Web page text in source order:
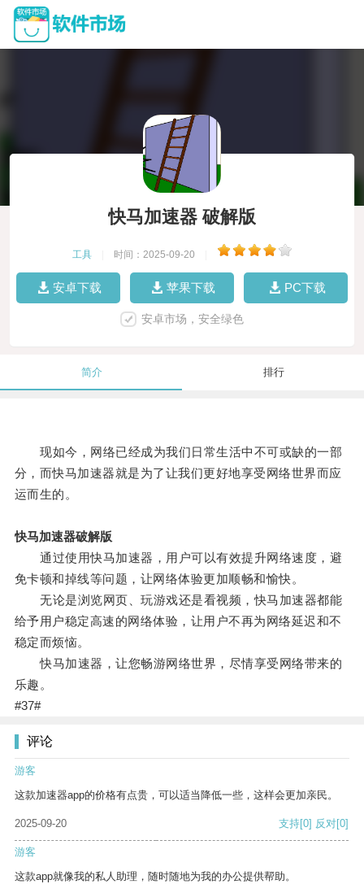
快马加速器 破解版
工具 时间：2025-09-20
安卓下载 苹果下载 PC下载
安卓市场，安全绿色
简介 排行
现如今，网络已经成为我们日常生活中不可或缺的一部
分，而快马加速器就是为了让我们更好地享受网络世界而应
运而生的。
快马加速器破解版
通过使用快马加速器，用户可以有效提升网络速度，避
免卡顿和掉线等问题，让网络体验更加顺畅和愉快。
无论是浏览网页、玩游戏还是看视频，快马加速器都能
给予用户稳定高速的网络体验，让用户不再为网络延迟和不
稳定而烦恼。
快马加速器，让您畅游网络世界，尽情享受网络带来的
乐趣。
#37#
评论
游客
这款加速器app的价格有点贵，可以适当降低一些，这样会更加亲民。
2025-09-20 支持[0] 反对[0]
游客
这款app就像我的私人助理，随时随地为我的办公提供帮助。